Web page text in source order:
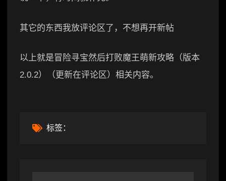
其它的东西我放评论区了，不想再开新帖
以上就是冒险寻宝然后打败魔王萌新攻略（版本
2.0.2）（更新在评论区）相关内容。
标签：